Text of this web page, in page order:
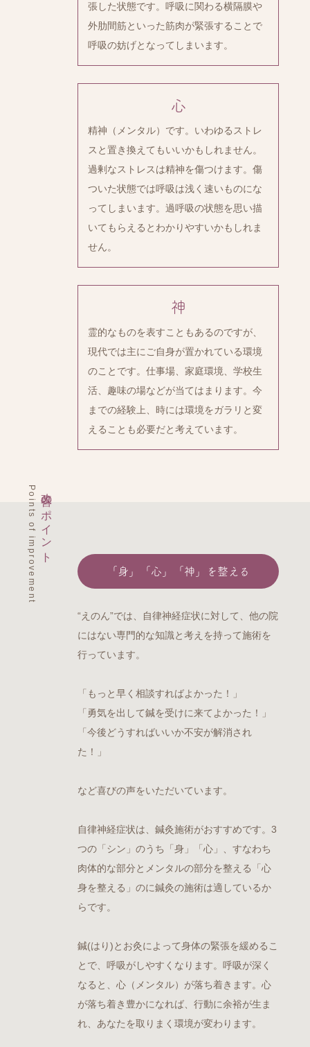
張した状態です。呼吸に関わる横隔膜や
外肋間筋といった筋肉が緊張することで
呼吸の妨げとなってしまいます。
心
精神（メンタル）です。いわゆるストレ
スと置き換えてもいいかもしれません。
過剰なストレスは精神を傷つけます。傷
ついた状態では呼吸は浅く速いものにな
ってしまいます。過呼吸の状態を思い描
いてもらえるとわかりやすいかもしれま
せん。
神
霊的なものを表すこともあるのですが、
現代では主にご自身が置かれている環境
のことです。仕事場、家庭環境、学校生
活、趣味の場などが当てはまります。今
までの経験上、時には環境をガラリと変
えることも必要だと考えています。
改善のポイント
Points of improvement 「身」「心」「神」を整える
“えのん”では、自律神経症状に対して、他の院
にはない専門的な知識と考えを持って施術を
行っています。
「もっと早く相談すればよかった！」
「勇気を出して鍼を受けに来てよかった！」
「今後どうすればいいか不安が解消され
た！」
など喜びの声をいただいています。
自律神経症状は、鍼灸施術がおすすめです。3
つの「シン」のうち「身」「心」、すなわち
肉体的な部分とメンタルの部分を整える
「心
身を整える」のに鍼灸の施術は適しているか
らです。
鍼(はり)とお灸によって身体の緊張を緩めるこ
とで、呼吸がしやすくなります。呼吸が深く
なると、心（メンタル）が落ち着きます。心
が落ち着き豊かになれば、行動に余裕が生ま
れ、あなたを取りまく環境が変わります。